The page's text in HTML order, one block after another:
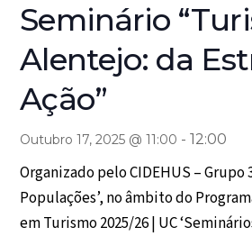
Seminário
Alentejo: da
Ação”
Outubro 17, 2025 @ 11:00 -12:00
Organizado pelo CIDEHUS – Grupo
Populações’, no âmbito do
em Turismo 2025/26 | UC